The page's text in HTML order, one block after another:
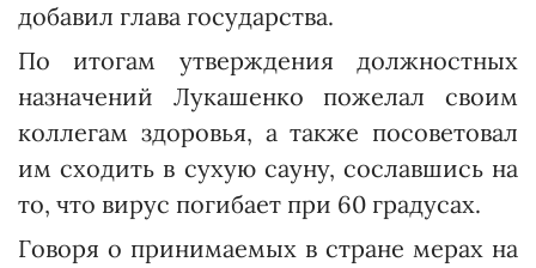
добавил глава государства.
По итогам утверждения должностных
назначений Лукашенко пожелал своим
коллегам здоровья, а также посоветовал
им сходить в сухую сауну, сославшись на
то, что вирус погибает при 60 градусах.
Говоря о принимаемых в стране мерах на